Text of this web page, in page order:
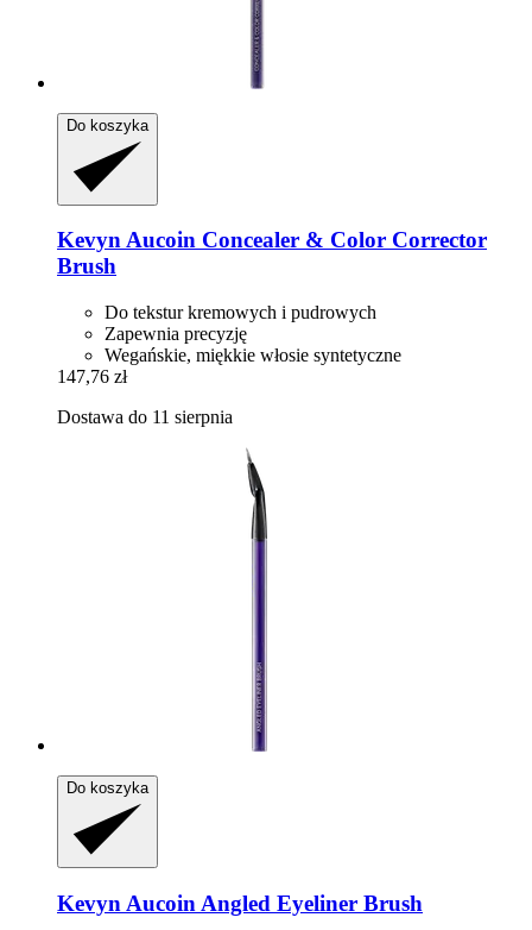
Do koszyka
Kevyn Aucoin Concealer & Color Corrector
Brush
Do tekstur kremowych i pudrowych
Zapewnia precyzję
Wegańskie, miękkie włosie syntetyczne
147,76 zł
Dostawa do 11 sierpnia
Do koszyka
Kevyn Aucoin Angled Eyeliner Brush